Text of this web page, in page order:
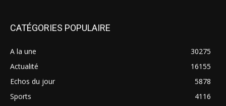
CATÉGORIES POPULAIRE
A la une
30275
Actualité
16155
Echos du jour
5878
Sports
4116